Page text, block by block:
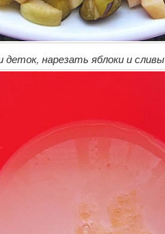
нарезать яблоки и сливы